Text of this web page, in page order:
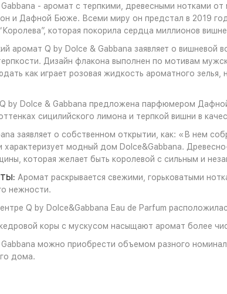
- аромат с терпкими, древесными нотками
и Дафной Бюже. Всеми миру он предстал в 2019
которая покорила сердца миллионов
аромат Q by Dolce & Gabbana заявляет о вишневой
Дизайн флакона выполнен по мотивам
как играет розовая жидкость ароматного
by Dolce & Gabbana предложена парфюмером
сицилийского лимона и терпкой вишни в
заявляет о собственном открытии, как: «В нем
характеризует модный дом Dolce&Gabbana.
которая желает быть королевой с сильным и
Аромат раскрывается свежими, горьковатыми
нежности.
Q by Dolce&Gabbana Eau de Parfum
коры с мускусом насыщают аромат более
можно приобрести объемом разного
дома.